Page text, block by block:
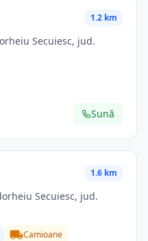
1.2 km
Sună
1.6 km
Camioane